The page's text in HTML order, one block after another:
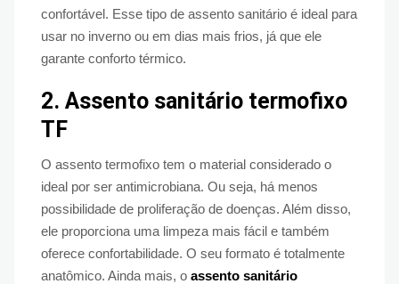
confortável. Esse tipo de assento sanitário é ideal para
usar no inverno ou em dias mais frios, já que ele
garante conforto térmico.
2. Assento sanitário termofixo
TF
O assento termofixo tem o material considerado o
ideal por ser antimicrobiana. Ou seja, há menos
possibilidade de proliferação de doenças. Além disso,
ele proporciona uma limpeza mais fácil e também
oferece confortabilidade. O seu formato é totalmente
anatômico. Ainda mais, o assento sanitário